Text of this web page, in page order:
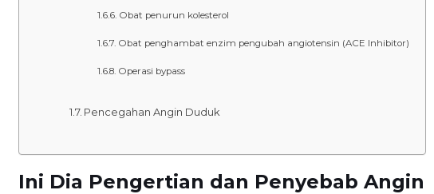
Obat penurun kolesterol
Obat penghambat enzim pengubah angiotensin (ACE Inhibitor)
Operasi bypass
Pencegahan Angin Duduk
Ini Dia Pengertian dan Penyebab Angin